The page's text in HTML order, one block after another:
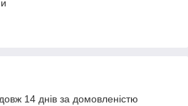
14 днів за домовленістю